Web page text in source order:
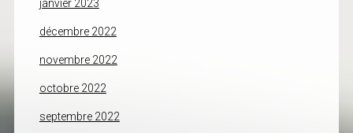
janvier 2023
décembre 2022
novembre 2022
octobre 2022
septembre 2022